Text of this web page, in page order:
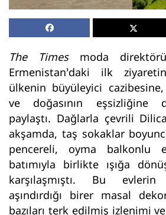
The Timesmoda
Ermenistan’daki ilk
ülkenin büyüleyici
ve doğasının eşsizliğine
paylaştı. Dağlarla çevrili
akşamda, taş sokaklar
pencereli, oyma balkonlu
batımıyla birlikte ışığa
karşılaşmıştı. Bu
aşındırdığı birer masal
bazıları terk edilmiş izlenimi